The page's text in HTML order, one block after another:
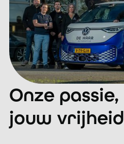
Onze passie,
jouw vrijheid